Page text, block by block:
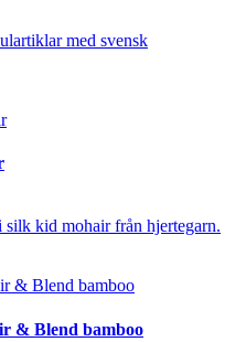
med svensk
kid mohair från hjertegarn.
& Blend bamboo